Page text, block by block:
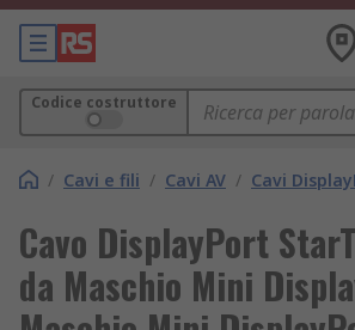
Codice costruttore
/ Cavi e fili / Cavi AV / Cavi
Cavo DisplayPort
da Maschio Mini